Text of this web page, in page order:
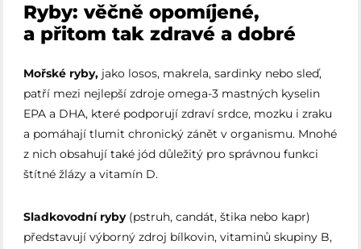
Ryby: věčně opomíjené,
a přitom tak zdravé a dobré
Mořské ryby, jako losos, makrela, sardinky nebo sleď,
patří mezi nejlepší zdroje omega-3 mastných kyselin
EPA a DHA, které podporují zdraví srdce, mozku i zraku
a pomáhají tlumit chronický zánět v organismu. Mnohé
z nich obsahují také jód důležitý pro správnou funkci
štítné žlázy a vitamín D.
Sladkovodní ryby (pstruh, candát, štika nebo kapr)
představují výborný zdroj bílkovin, vitaminů skupiny B,